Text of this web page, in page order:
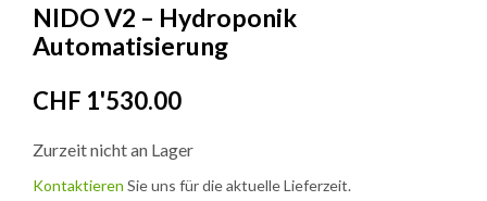
NIDO V2 – Hydroponik
Automatisierung
CHF 1'530.00
Zurzeit nicht an Lager
Kontaktieren Sie uns für die aktuelle Lieferzeit.